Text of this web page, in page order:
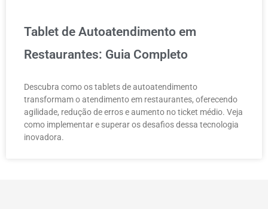
Tablet de Autoatendimento em
Restaurantes: Guia Completo
Descubra como os tablets de autoatendimento
transformam o atendimento em restaurantes, oferecendo
agilidade, redução de erros e aumento no ticket médio. Veja
como implementar e superar os desafios dessa tecnologia
inovadora.